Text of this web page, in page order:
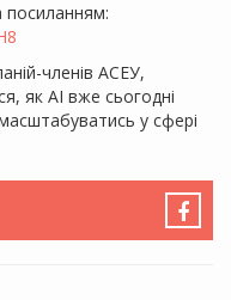
посиланням:
членів АСЕУ,
як AI вже сьогодні
у сфері